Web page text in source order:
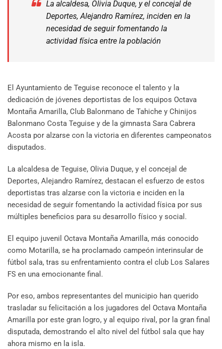
La alcaldesa, Olivia Duque, y el concejal de
Deportes, Alejandro Ramírez, inciden en la
necesidad de seguir fomentando la
actividad física entre la población
El Ayuntamiento de Teguise reconoce el talento y la
dedicación de jóvenes deportistas de los equipos Octava
Montaña Amarilla, Club Balonmano de Tahiche y Chinijos
Balonmano Costa Teguise y de la gimnasta Sara Cabrera
Acosta por alzarse con la victoria en diferentes campeonatos
disputados.
La alcaldesa de Teguise, Olivia Duque, y el concejal de
Deportes, Alejandro Ramírez, destacan el esfuerzo de estos
deportistas tras alzarse con la victoria e inciden en la
necesidad de seguir fomentando la actividad física por sus
múltiples beneficios para su desarrollo físico y social.
El equipo juvenil Octava Montaña Amarilla, más conocido
como Motarilla, se ha proclamado campeón interinsular de
fútbol sala, tras su enfrentamiento contra el club Los Salares
FS en una emocionante final.
Por eso, ambos representantes del municipio han querido
trasladar su felicitación a los jugadores del Octava Montaña
Amarilla por este gran logro, y al equipo rival, por la gran final
disputada, demostrando el alto nivel del fútbol sala que hay
ahora mismo en la isla.